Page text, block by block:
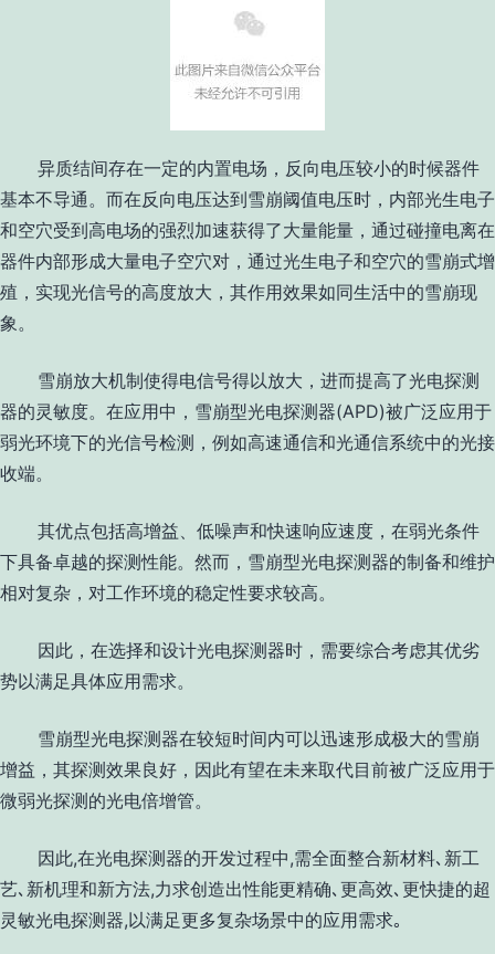
异质结间存在一定的内置电场，反向电压较小的时候器件
基本不导通。而在反向电压达到雪崩阈值电压时，内部光生电子
和空穴受到高电场的强烈加速获得了大量能量，通过碰撞电离在
器件内部形成大量电子空穴对，通过光生电子和空穴的雪崩式增
殖，实现光信号的高度放大，其作用效果如同生活中的雪崩现
象。
雪崩放大机制使得电信号得以放大，进而提高了光电探测
器的灵敏度。在应用中，雪崩型光电探测器(APD)被广泛应用于
弱光环境下的光信号检测，例如高速通信和光通信系统中的光接
收端。
其优点包括高增益、低噪声和快速响应速度，在弱光条件
下具备卓越的探测性能。然而，雪崩型光电探测器的制备和维护
相对复杂，对工作环境的稳定性要求较高。
因此，在选择和设计光电探测器时，需要综合考虑其优劣
势以满足具体应用需求。
雪崩型光电探测器在较短时间内可以迅速形成极大的雪崩
增益，其探测效果良好，因此有望在未来取代目前被广泛应用于
微弱光探测的光电倍增管。
因此,在光电探测器的开发过程中,需全面整合新材料､新工
艺､新机理和新方法,力求创造出性能更精确､更高效､更快捷的超
灵敏光电探测器,以满足更多复杂场景中的应用需求｡